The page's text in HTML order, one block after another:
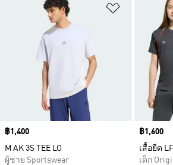
เพิ่มไปยังร
Price
฿1,400
M AK 3S TEE LO
ผู้ชาย Sportswear
Price
฿1,600
เสื้อยืด
เด็ก